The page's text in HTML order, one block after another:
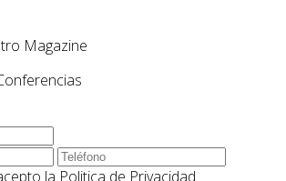
Magazine
la Politica de Privacidad